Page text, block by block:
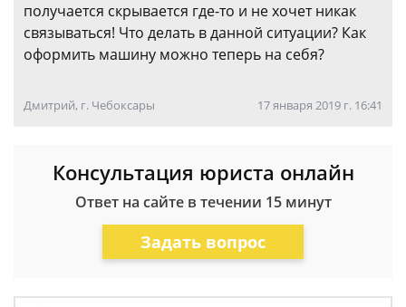
получается скрывается где-то и не хочет никак
связываться! Что делать в данной ситуации? Как
оформить машину можно теперь на себя?
Дмитрий, г. Чебоксары 17 января 2019 г. 16:41
Консультация юриста онлайн
Ответ на сайте в течении 15 минут
Задать вопрос